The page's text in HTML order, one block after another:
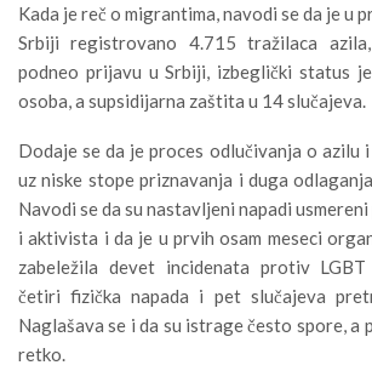
Kada je reč o migrantima, navodi se da je u
Srbiji registrovano 4.715 tražilaca
podneo prijavu u Srbiji, izbeglički status
osoba, a supsidijarna zaštita u 14 slučajeva.
Dodaje se da je proces odlučivanja o azilu
uz niske stope priznavanja i duga
Navodi se da su nastavljeni napadi
i aktivista i da je u prvih osam meseci
zabeležila devet incidenata protiv LGBT
četiri fizička napada i pet slučajeva
Naglašava se i da su istrage često spore, a
retko.